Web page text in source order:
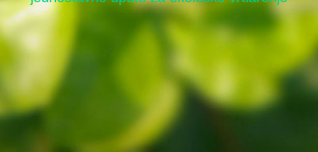
David Burnie: Zemlja: priručnik za očuvanje